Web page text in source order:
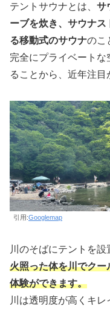
テントサウナとは、 サ
ーブを炊き、サウナ
る移動式のサウナのこ
完全にプライベート
ることから、近年注目
引用:Googlemap
川のそばにテントを設
火照った体を川でク
体験ができます。
川は透明度が高くキ